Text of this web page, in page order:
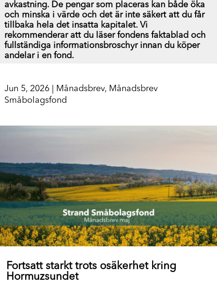
avkastning. De pengar som placeras kan både öka
och minska i värde och det är inte säkert att du får
tillbaka hela det insatta kapitalet. Vi
rekommenderar att du läser fondens faktablad och
fullständiga informationsbroschyr innan du köper
andelar i en fond.
Jun 5, 2026| Månadsbrev, Månadsbrev
Småbolagsfond
Fortsatt starkt trots osäkerhet kring
Hormuzsundet